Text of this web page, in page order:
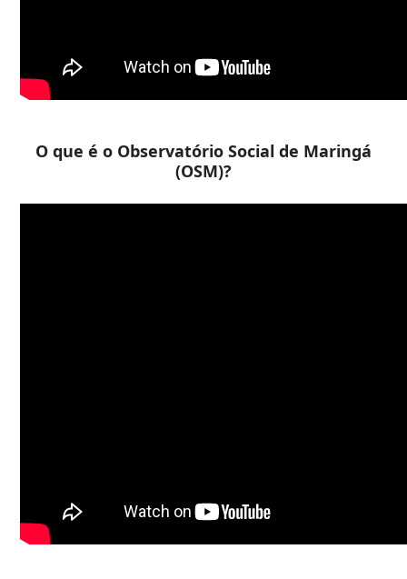
O que é o Observatório Social de Maringá
(OSM)?